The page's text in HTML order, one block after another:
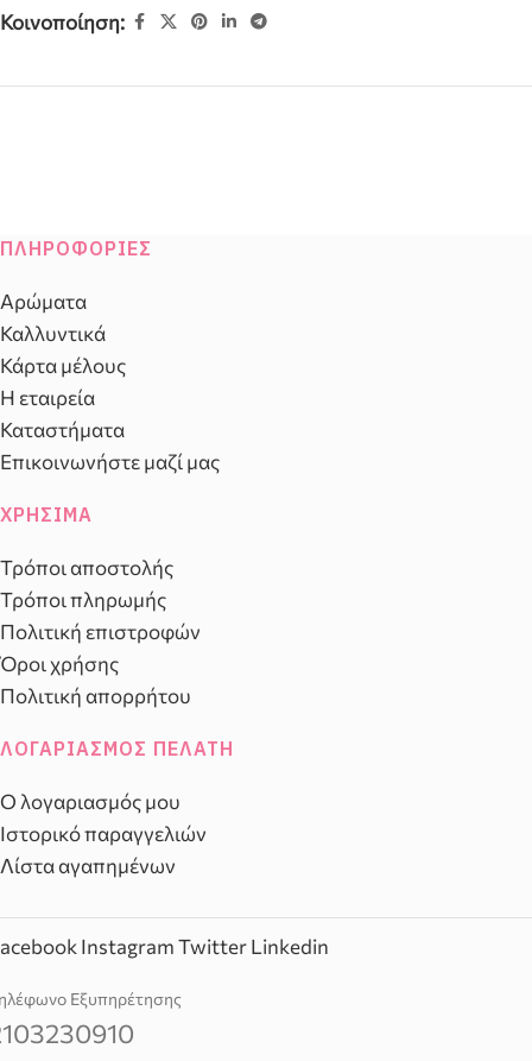
Κοινοποίηση:
ΠΛΗΡΟΦΟΡΊΕΣ
Αρώματα
Καλλυντικά
Κάρτα μέλους
Η εταιρεία
Καταστήματα
Επικοινωνήστε μαζί μας
ΧΡΉΣΙΜΑ
Τρόποι αποστολής
Τρόποι πληρωμής
Πολιτική επιστροφών
Όροι χρήσης
Πολιτική απορρήτου
ΛΟΓΑΡΙΑΣΜΌΣ ΠΕΛΆΤΗ
Ο λογαριασμός μου
Ιστορικό παραγγελιών
Λίστα αγαπημένων
InstagramTwitterLinkedin
Εξυπηρέτησης